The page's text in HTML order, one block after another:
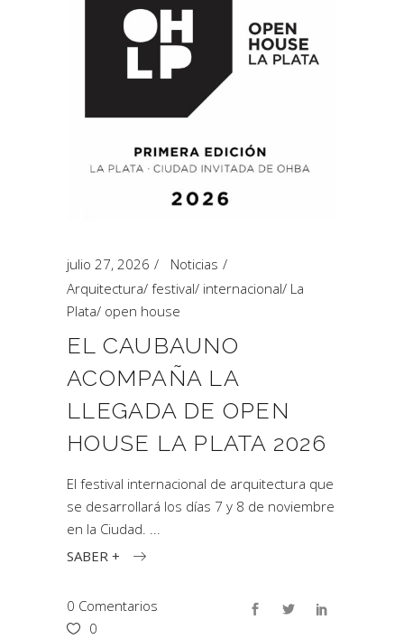
julio 27, 2026
Noticias
Arquitectura/ festival/ internacional/ La
Plata/ open house
EL CAUBAUNO
ACOMPAÑA LA
LLEGADA DE OPEN
HOUSE LA PLATA 2026
El festival internacional de arquitectura que
se desarrollará los días 7 y 8 de noviembre
en la Ciudad.
SABER +
0 Comentarios
0